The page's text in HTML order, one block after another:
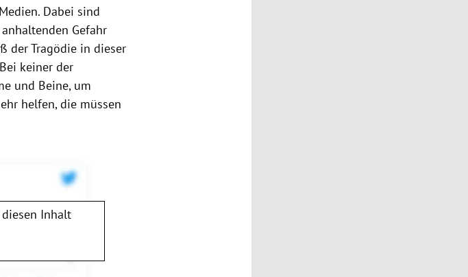
Dabei sind
Gefahr
der Tragödie in dieser
keiner der
und Beine, um
helfen, die müssen
Inhalt